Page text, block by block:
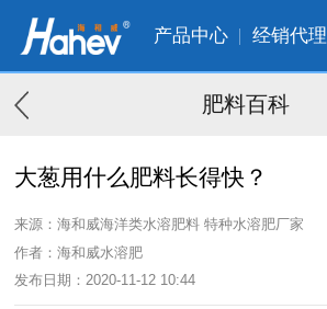
产品中心 经销代理
肥料百科
大葱用什么肥料长得快？
来源：海和威海洋类水溶肥料 特种水溶肥厂家
作者：海和威水溶肥
发布日期：2020-11-12 10:44